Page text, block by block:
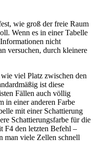
wie groß der freie Raum
Wenn es in einer Tabelle
nicht
versuchen, durch kleinere
viel Platz zwischen den
ist diese
Fällen auch völlig
in einer anderen Farbe
mit einer Schattierung
Schattierungsfarbe für die
F4 den letzten Befehl –
man viele Zellen schnell